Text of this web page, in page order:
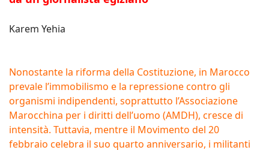
Karem Yehia
Nonostante la riforma della Costituzione, in Marocco
prevale l’immobilismo e la repressione contro gli
organismi indipendenti, soprattutto l’Associazione
Marocchina per i diritti dell’uomo (AMDH), cresce di
intensità. Tuttavia, mentre il Movimento del 20
febbraio celebra il suo quarto anniversario, i militanti